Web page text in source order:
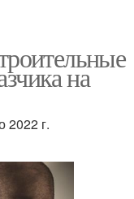
на
2022 г.